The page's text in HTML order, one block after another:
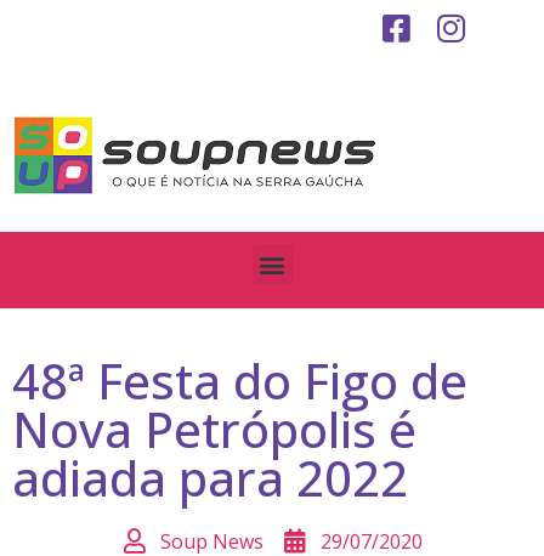
48ª Festa do Figo de
Nova Petrópolis é
adiada para 2022
Soup News 29/07/2020